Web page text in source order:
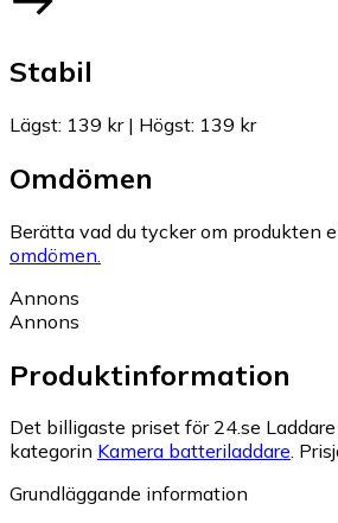
Stabil
Lägst: 139 kr| Högst: 139 kr
Omdömen
Berätta vad du tycker om produkten
omdömen.
Annons
Annons
Produktinformation
Det billigaste priset för 24.se
kategorin Kamera batteriladdare.
Grundläggande information